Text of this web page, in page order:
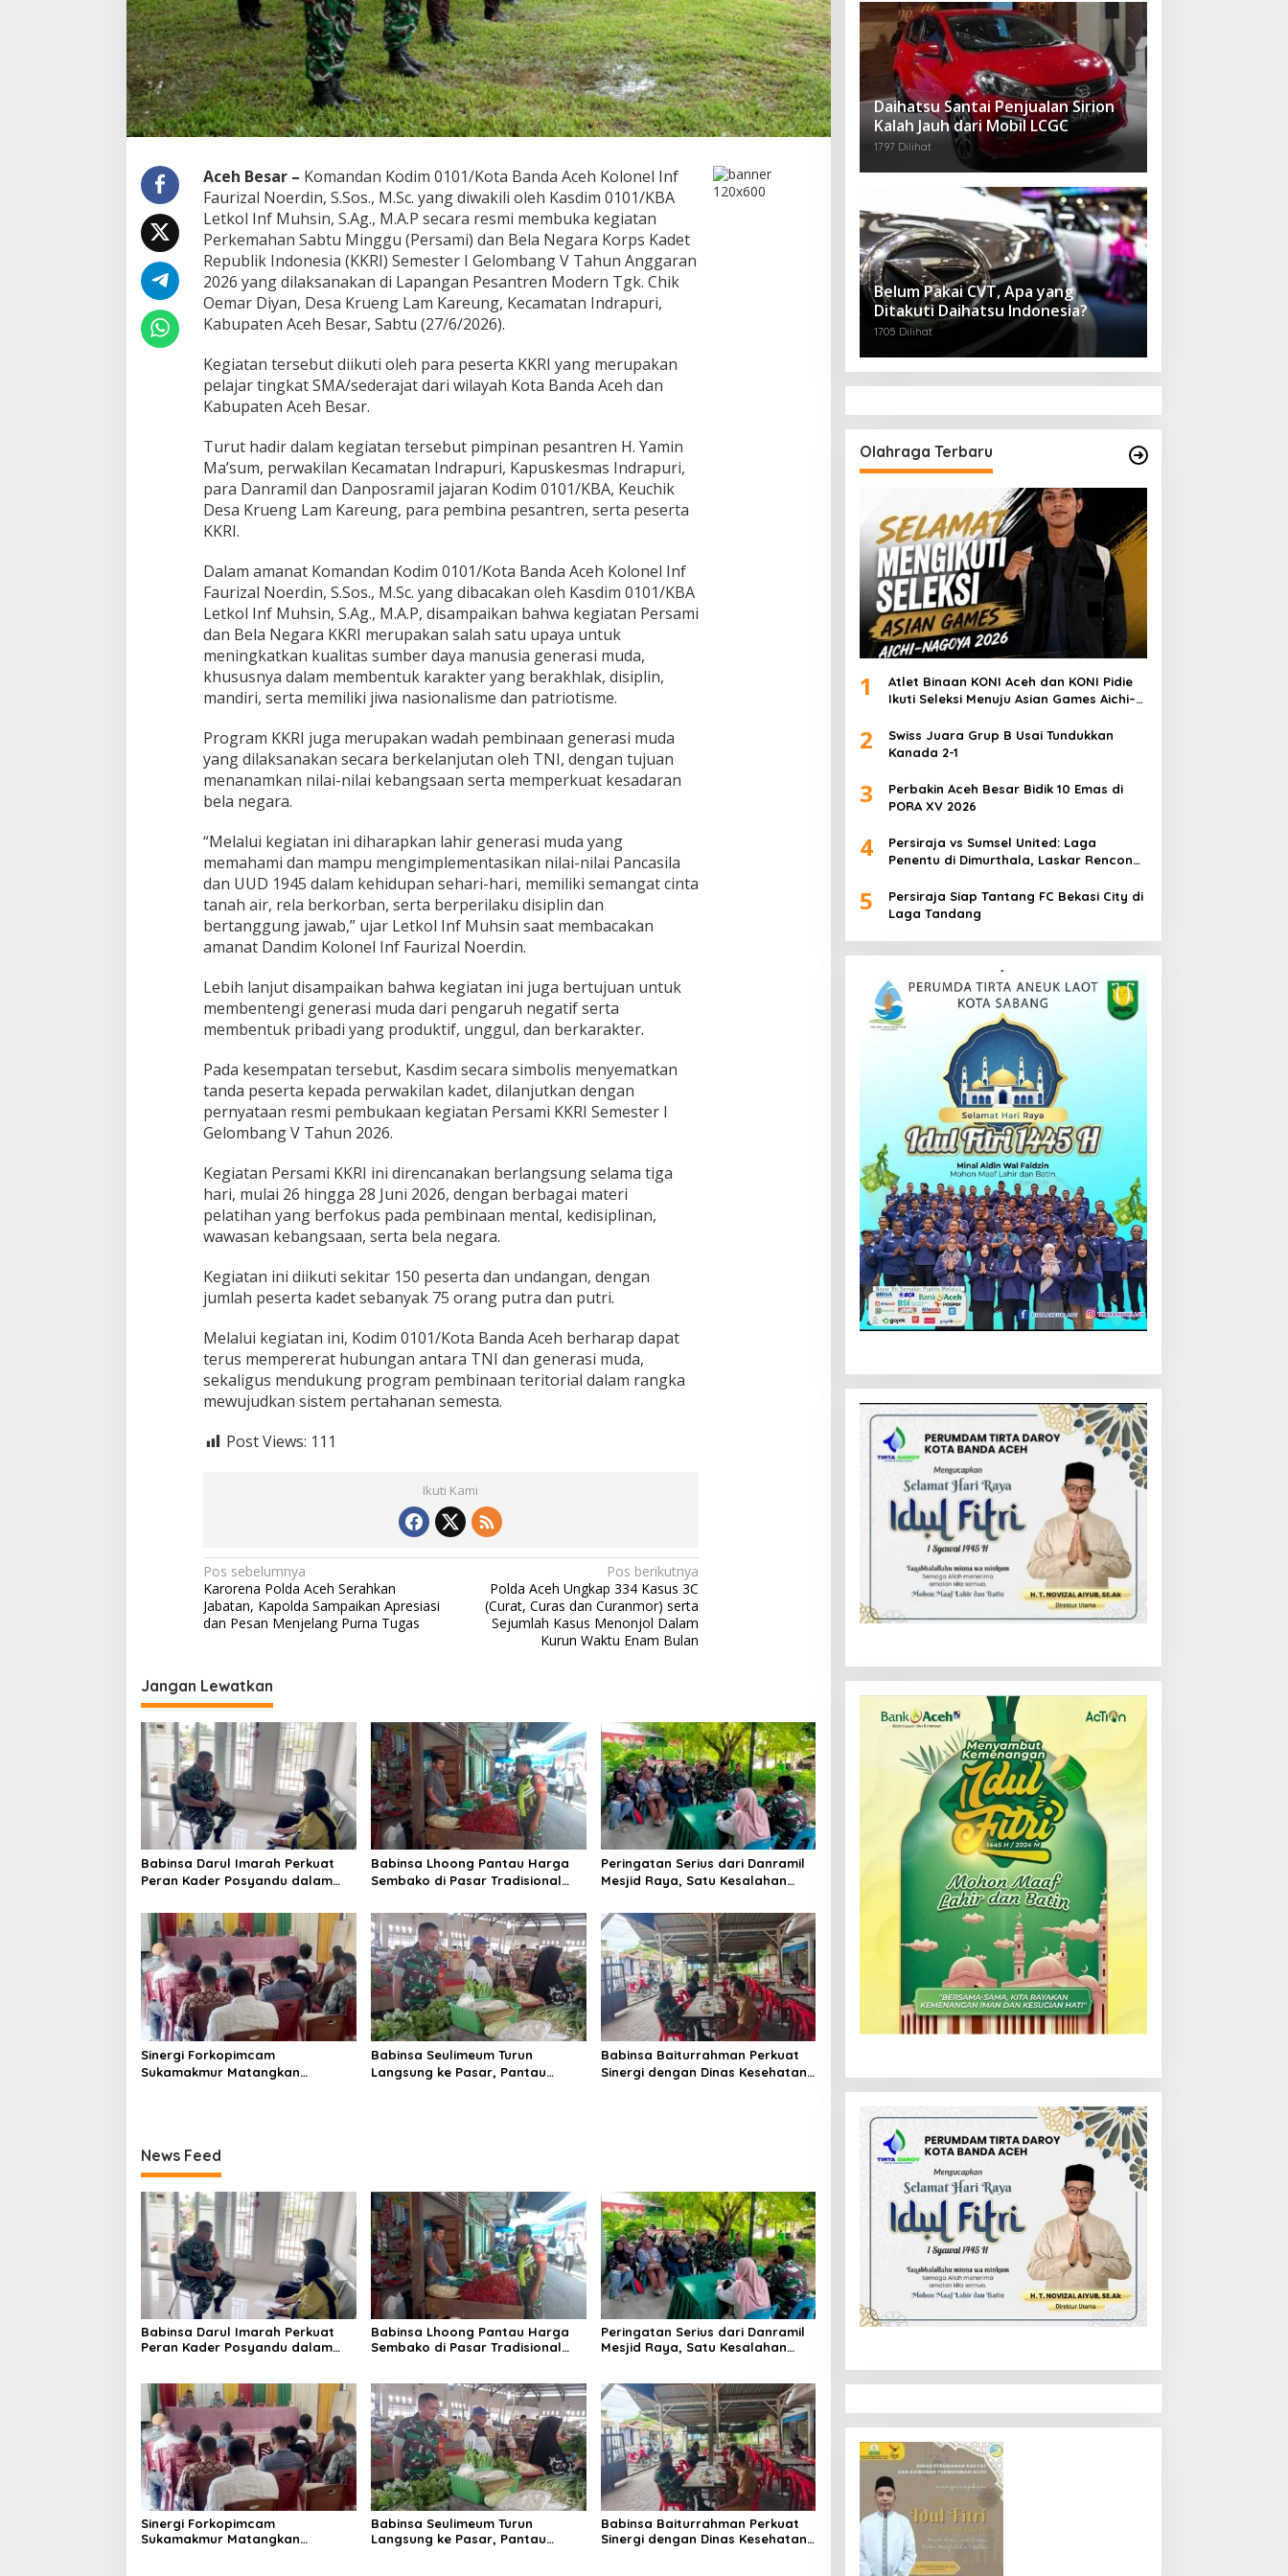
s
a
m
i
K
K
R
I
t
a
k
G
e
n
e
r
s
i
M
u
a
B
r
k
a
t
e
r
d
a
n
C
n
t
a
T
a
a
h
A
r
Aceh Besar – Komandan Kodim 0101/Kota Banda Aceh Kolonel Inf
Faurizal Noerdin, S.Sos., M.Sc. yang diwakili oleh Kasdim 0101/KBA
Letkol Inf Muhsin, S.Ag., M.A.P secara resmi membuka kegiatan
Perkemahan Sabtu Minggu (Persami) dan Bela Negara Korps Kadet
Republik Indonesia (KKRI) Semester I Gelombang V Tahun Anggaran
2026 yang dilaksanakan di Lapangan Pesantren Modern Tgk. Chik
Oemar Diyan, Desa Krueng Lam Kareung, Kecamatan Indrapuri,
Kabupaten Aceh Besar, Sabtu (27/6/2026).
Kegiatan tersebut diikuti oleh para peserta KKRI yang merupakan
pelajar tingkat SMA/sederajat dari wilayah Kota Banda Aceh dan
Kabupaten Aceh Besar.
Turut hadir dalam kegiatan tersebut pimpinan pesantren H. Yamin
Ma’sum, perwakilan Kecamatan Indrapuri, Kapuskesmas Indrapuri,
para Danramil dan Danposramil jajaran Kodim 0101/KBA, Keuchik
Desa Krueng Lam Kareung, para pembina pesantren, serta peserta
KKRI.
Dalam amanat Komandan Kodim 0101/Kota Banda Aceh Kolonel Inf
Faurizal Noerdin, S.Sos., M.Sc. yang dibacakan oleh Kasdim 0101/KBA
Letkol Inf Muhsin, S.Ag., M.A.P, disampaikan bahwa kegiatan Persami
dan Bela Negara KKRI merupakan salah satu upaya untuk
meningkatkan kualitas sumber daya manusia generasi muda,
khususnya dalam membentuk karakter yang berakhlak, disiplin,
mandiri, serta memiliki jiwa nasionalisme dan patriotisme.
Program KKRI juga merupakan wadah pembinaan generasi muda
yang dilaksanakan secara berkelanjutan oleh TNI, dengan tujuan
menanamkan nilai-nilai kebangsaan serta memperkuat kesadaran
bela negara.
“Melalui kegiatan ini diharapkan lahir generasi muda yang
memahami dan mampu mengimplementasikan nilai-nilai Pancasila
dan UUD 1945 dalam kehidupan sehari-hari, memiliki semangat cinta
tanah air, rela berkorban, serta berperilaku disiplin dan
bertanggung jawab,” ujar Letkol Inf Muhsin saat membacakan
amanat Dandim Kolonel Inf Faurizal Noerdin.
Lebih lanjut disampaikan bahwa kegiatan ini juga bertujuan untuk
membentengi generasi muda dari pengaruh negatif serta
membentuk pribadi yang produktif, unggul, dan berkarakter.
Pada kesempatan tersebut, Kasdim secara simbolis menyematkan
tanda peserta kepada perwakilan kadet, dilanjutkan dengan
pernyataan resmi pembukaan kegiatan Persami KKRI Semester I
Gelombang V Tahun 2026.
Kegiatan Persami KKRI ini direncanakan berlangsung selama tiga
hari, mulai 26 hingga 28 Juni 2026, dengan berbagai materi
pelatihan yang berfokus pada pembinaan mental, kedisiplinan,
wawasan kebangsaan, serta bela negara.
Kegiatan ini diikuti sekitar 150 peserta dan undangan, dengan
jumlah peserta kadet sebanyak 75 orang putra dan putri.
Melalui kegiatan ini, Kodim 0101/Kota Banda Aceh berharap dapat
terus mempererat hubungan antara TNI dan generasi muda,
sekaligus mendukung program pembinaan teritorial dalam rangka
mewujudkan sistem pertahanan semesta.
Post Views: 111
Ikuti Kami
N
a
v
g
a
s
i
p
o
s
Pos sebelumnya
Karorena Polda Aceh Serahkan
Jabatan, Kapolda Sampaikan Apresiasi
dan Pesan Menjelang Purna Tugas
Pos berikutnya
Polda Aceh Ungkap 334 Kasus 3C
(Curat, Curas dan Curanmor) serta
Sejumlah Kasus Menonjol Dalam
Kurun Waktu Enam Bulan
Jangan Lewatkan
Babinsa Darul Imarah Perkuat
Peran Kader Posyandu dalam
Babinsa Lhoong Pantau Harga
Sembako di Pasar Tradisional
Perkembangannya
Peringatan Serius dari Danramil
Mesjid Raya, Satu Kesalahan
hingga Satuan
Sinergi Forkopimcam
Sukamakmur Matangkan
Babinsa Seulimeum Turun
Langsung ke Pasar, Pantau
Babinsa Baiturrahman Perkuat
Sinergi dengan Dinas Kesehatan,
News Feed
Babinsa Darul Imarah Perkuat
Peran Kader Posyandu dalam
Babinsa Lhoong Pantau Harga
Sembako di Pasar Tradisional
Peringatan Serius dari Danramil
Mesjid Raya, Satu Kesalahan
Sinergi Forkopimcam
Sukamakmur Matangkan
Babinsa Seulimeum Turun
Langsung ke Pasar, Pantau
Babinsa Baiturrahman Perkuat
Sinergi dengan Dinas Kesehatan,
Daihatsu Santai Penjualan Sirion
Kalah Jauh dari Mobil LCGC
1797 Dilihat
Belum Pakai CVT, Apa yang
Ditakuti Daihatsu Indonesia?
1705 Dilihat
Olahraga Terbaru
1
Atlet Binaan KONI Aceh dan KONI Pidie
Ikuti Seleksi Menuju Asian Games Aichi–
2
Swiss Juara Grup B Usai Tundukkan
Kanada 2-1
3
Perbakin Aceh Besar Bidik 10 Emas di
PORA XV 2026
4
Persiraja vs Sumsel United: Laga
Penentu di Dimurthala, Laskar Rencong
5
Persiraja Siap Tantang FC Bekasi City di
Laga Tandang